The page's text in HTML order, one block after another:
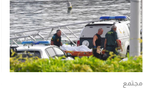
مجتمع